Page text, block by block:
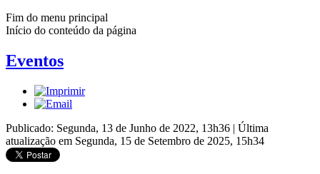
Fim do menu principal
Início do conteúdo da página
Eventos
Publicado: Segunda, 13 de Junho de 2022, 13h36 | Última
atualização em Segunda, 15 de Setembro de 2025, 15h34